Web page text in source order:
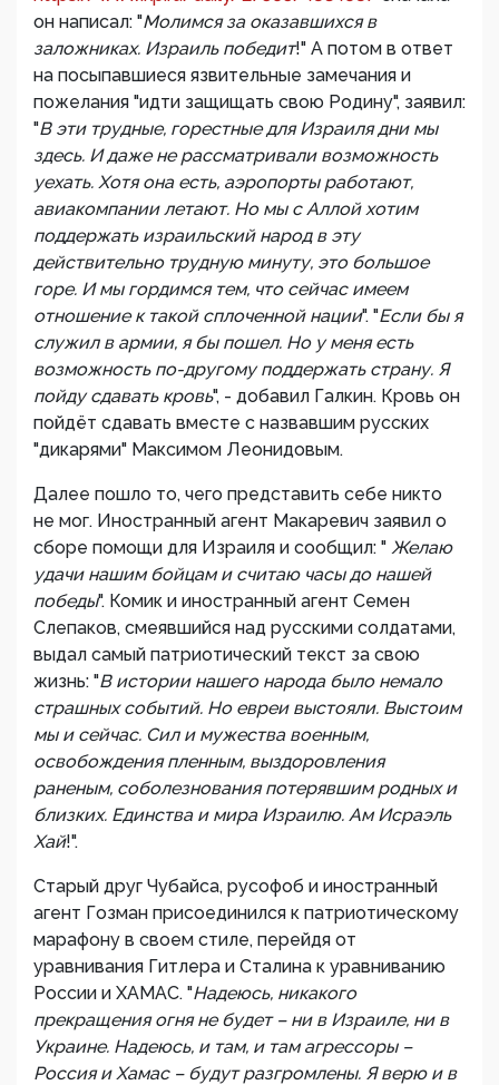
он написал: "Молимся за оказавшихся в
заложниках. Израиль победит!" А потом в ответ
на посыпавшиеся язвительные замечания и
пожелания "идти защищать свою Родину", заявил:
"В эти трудные, горестные для Израиля дни мы
здесь. И даже не рассматривали возможность
уехать. Хотя она есть, аэропорты работают,
авиакомпании летают. Но мы с Аллой хотим
поддержать израильский народ в эту
действительно трудную минуту, это большое
горе. И мы гордимся тем, что сейчас имеем
отношение к такой сплоченной нации". "Если бы я
служил в армии, я бы пошел. Но у меня есть
возможность по-другому поддержать страну. Я
пойду сдавать кровь", - добавил Галкин. Кровь он
пойдёт сдавать вместе с назвавшим русских
"дикарями" Максимом Леонидовым.
Далее пошло то, чего представить себе никто
не мог. Иностранный агент Макаревич заявил о
сборе помощи для Израиля и сообщил: " Желаю
удачи нашим бойцам и считаю часы до нашей
победы". Комик и иностранный агент Семен
Слепаков, смеявшийся над русскими солдатами,
выдал самый патриотический текст за свою
жизнь: "В истории нашего народа было немало
страшных событий. Но евреи выстояли. Выстоим
мы и сейчас. Сил и мужества военным,
освобождения пленным, выздоровления
раненым, соболезнования потерявшим родных и
близких. Единства и мира Израилю. Ам Исраэль
Хай!".
Старый друг Чубайса, русофоб и иностранный
агент Гозман присоединился к патриотическому
марафону в своем стиле, перейдя от
уравнивания Гитлера и Сталина к уравниванию
России и ХАМАС. "Надеюсь, никакого
прекращения огня не будет – ни в Израиле, ни в
Украине. Надеюсь, и там, и там агрессоры –
Россия и Хамас – будут разгромлены. Я верю и в